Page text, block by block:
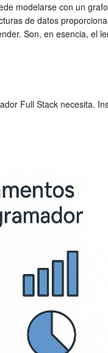
modelarse con un
de datos
Son, en esencia,
Full Stack necesita.